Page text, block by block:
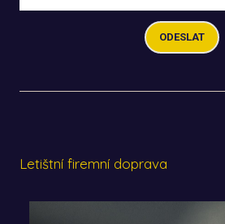
ODESLAT
Letištní firemní doprava